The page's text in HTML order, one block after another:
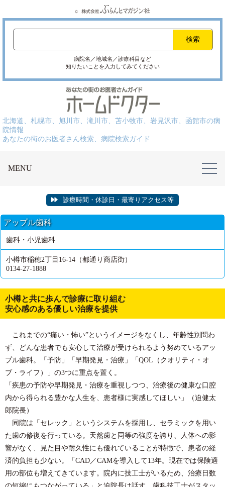
病院名／地域名／診療科目など
知りたいことを入力してみてください
北海道、札幌市、旭川市、滝川市、苫小牧市、岩見沢市、函館市の病
院情報
あなたの街のお医者さん検索、病院検索ガイド
MENU
診療時間・休診日・最寄りアクセス等
アップル歯科
歯科・小児歯科
小樽市稲穂2丁目16-14（都通り商店街）
0134-27-1888
小樽と共に歩んで診療に取り組む
安心感のある優しい治療を提供
これまでの“痛い・怖い”というイメージをなくし、年齢性別問わ
ず、どんな患者でも安心して治療が受けられるよう努めているアッ
プル歯科。「予防」「早期発見・治療」「QOL（クオリティ・オ
ブ・ライフ）」の3つに重点を置く。
「疾患の予防や早期発見・治療を重視しつつ、治療後の健康な口腔
内から得られる豊かな人生を、患者様に実感してほしい」（迫健太
郎院長）
同院は「セレック」というシステムを採用し、セラミックを用い
た歯の修復を行っている。天然歯と同等の強度を誇り、人体への影
響がなく、見た目や耐久性にも優れていることが特徴で、患者の経
済的負担も少ない。「CAD／CAMを導入して13年。現在では保険適
用の部位も増えてきています。院内に技工士がいるため、治療日数
の短縮にもつながっている」と迫院長は話す。歯科技工士がスタッ